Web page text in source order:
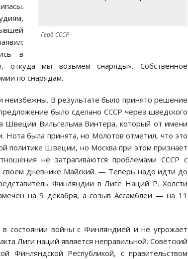
Герб СССР
в
откуда мы возьмем снаряды». Собственное
по снарядам.
неизбежны. В результате было принято решение
было сделано СССР через шведского
Швеции Вильгельма Винтера, который от имени
была принята, но Молотов отметил, что это
политике Швеции, но Москва при этом признает
не затрагиваются проблемами СССР с
дневнике Майский. — Теперь надо идти до
Финляндии в Лиге Наций Р. Холсти
на 9 декабря, а созыв Ассамблеи — на 11
состоянии войны с Финляндией и не угрожает
Лиги наций является неправильной. Советский
Финляндской Республикой, с правительством